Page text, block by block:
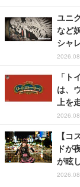
ユニ
など
シャ
「ト
は、
上を
【コ
ドが
が眩